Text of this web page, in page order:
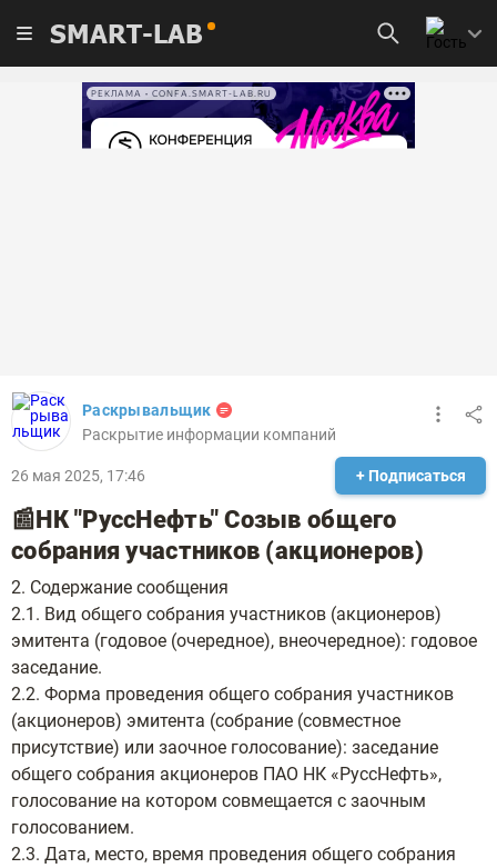
SMART-LAB
РЕКЛАМА • CONFA.SMART-LAB.RU
Раскрывальщик
Раскрытие информации компаний
26 мая 2025, 17:46 + Подписаться
📰НК "РуссНефть" Созыв общего
собрания участников (акционеров)
2. Содержание сообщения
2.1. Вид общего собрания участников (акционеров)
эмитента (годовое (очередное), внеочередное): годовое
заседание.
2.2. Форма проведения общего собрания участников
(акционеров) эмитента (собрание (совместное
присутствие) или заочное голосование): заседание
общего собрания акционеров ПАО НК «РуссНефть»,
голосование на котором совмещается с заочным
голосованием.
2.3. Дата, место, время проведения общего собрания